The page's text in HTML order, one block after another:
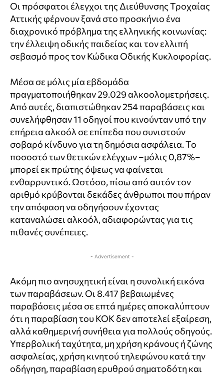
Οι πρόσφατοι έλεγχοι της Διεύθυνσης Τροχαίας
Αττικής φέρνουν ξανά στο προσκήνιο ένα
διαχρονικό πρόβλημα της ελληνικής κοινωνίας:
την έλλειψη οδικής παιδείας και τον ελλιπή
σεβασμό προς τον Κώδικα Οδικής Κυκλοφορίας.
Μέσα σε μόλις μία εβδομάδα
πραγματοποιήθηκαν 29.029 αλκοολομετρήσεις.
Από αυτές, διαπιστώθηκαν 254 παραβάσεις και
συνελήφθησαν 11 οδηγοί που κινούνταν υπό την
επήρεια αλκοόλ σε επίπεδα που συνιστούν
σοβαρό κίνδυνο για τη δημόσια ασφάλεια. Το
ποσοστό των θετικών ελέγχων –μόλις 0,87%–
μπορεί εκ πρώτης όψεως να φαίνεται
ενθαρρυντικό. Ωστόσο, πίσω από αυτόν τον
αριθμό κρύβονται δεκάδες άνθρωποι που πήραν
την απόφαση να οδηγήσουν έχοντας
καταναλώσει αλκοόλ, αδιαφορώντας για τις
πιθανές συνέπειες.
- Advertisement -
Ακόμη πιο ανησυχητική είναι η συνολική εικόνα
των παραβάσεων. Οι 8.417 βεβαιωμένες
παραβάσεις μέσα σε επτά ημέρες αποκαλύπτουν
ότι η παραβίαση του ΚΟΚ δεν αποτελεί εξαίρεση,
αλλά καθημερινή συνήθεια για πολλούς οδηγούς.
Υπερβολική ταχύτητα, μη χρήση κράνους ή ζώνης
ασφαλείας, χρήση κινητού τηλεφώνου κατά την
οδήγηση, παραβίαση ερυθρού σηματοδότη και